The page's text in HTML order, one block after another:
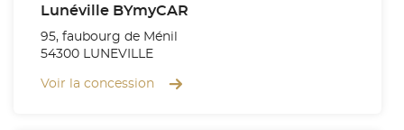
Lunéville BYmyCAR
95, faubourg de Ménil
54300 LUNEVILLE
Voir la concession